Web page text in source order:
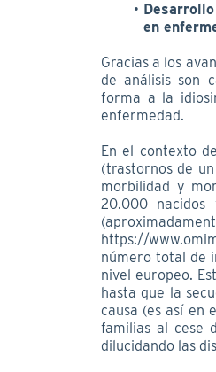
en
Gracias a los
de análisis son
forma a la
enfermedad.
En el contexto
(trastornos de
morbilidad y
20.000 nacidos
https://
número total de
nivel europeo.
hasta que la
causa (es así en
familias al cese
dilucidando las